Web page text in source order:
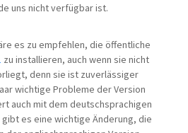
uns nicht verfügbar ist.
es zu empfehlen, die öffentliche
zu installieren, auch wenn sie nicht
denn sie ist zuverlässiger
wichtige Probleme der Version
auch mit dem deutschsprachigen
es eine wichtige Änderung, die